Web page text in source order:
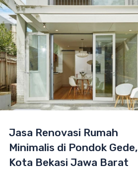
Jasa Renovasi Rumah
Minimalis di Pondok Gede,
Kota Bekasi Jawa Barat